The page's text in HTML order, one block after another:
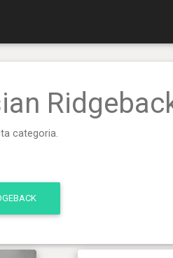
categoria.